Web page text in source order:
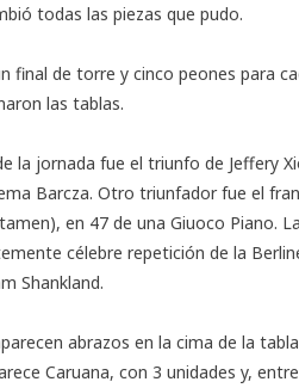
todas las piezas que pudo.
final de torre y cinco peones para
las tablas.
la jornada fue el triunfo de Jeffery
Barcza. Otro triunfador fue el
en 47 de una Giuoco Piano.
célebre repetición de la
Shankland.
abrazos en la cima de la
Caruana, con 3 unidades y,